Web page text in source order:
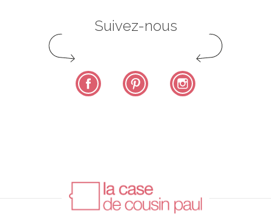
Suivez-nous
Facebook Pinterest